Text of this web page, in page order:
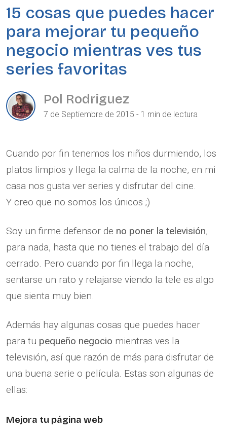
15 cosas que puedes hacer
para mejorar tu pequeño
negocio mientras ves tus
series favoritas
Pol Rodriguez
7 de Septiembre de 2015 - 1 min de lectura
Cuando por fin tenemos los niños durmiendo, los
platos limpios y llega la calma de la noche, en mi
casa nos gusta ver series y disfrutar del cine.
Y creo que no somos los únicos ;)
Soy un firme defensor de no poner la televisión,
para nada, hasta que no tienes el trabajo del día
cerrado. Pero cuando por fin llega la noche,
sentarse un rato y relajarse viendo la tele es algo
que sienta muy bien.
Además hay algunas cosas que puedes hacer
para tu pequeño negocio mientras ves la
televisión, así que razón de más para disfrutar de
una buena serie o película. Estas son algunas de
ellas:
Mejora tu página web